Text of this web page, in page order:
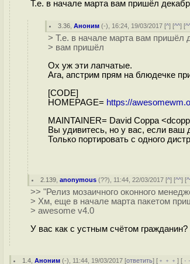
Т.е. в начале марта вам пришёл
3.36 ,Аноним (-), 16:24, 19/03/2017 [^] [^^] [
> Т.е. в начале марта вам пришёл
> вам пришёл
Ох уж эти лапчатые.
Ага, апстрим прям на блюдечке
[CODE]
HOMEPAGE= https://
MAINTAINER= David Coppa
Вы удивитесь, но у вас, если ваш
Только портировать с одного
2.139 ,anonymous (??), 11:44, 22/03/2017 [^] [^^] [
>> "Релиз мозаичного оконного
> Хм, еще в начале марта пакетом
> awesome v4.0
У вас как с устным счётом
1.4 ,Аноним (-), 11:44, 19/03/2017 [ответить] [ ﹢﹢﹢] [ ·